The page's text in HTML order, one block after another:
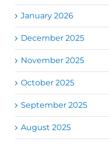
January 2026
December 2025
November 2025
October 2025
September 2025
August 2025